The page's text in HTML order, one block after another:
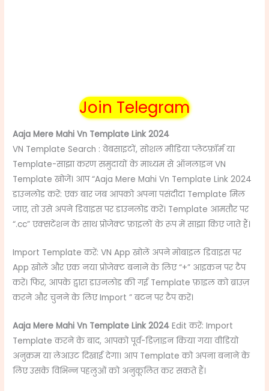
Join Telegram
Aaja Mere Mahi Vn Template Link 2024
VN Template Search : वेबसाइटों, सोशल मीडिया प्लेटफ़ॉर्म या
Template-साझा करण समुदायों के माध्यम से ऑनलाइन VN
Template खोजें। आप “Aaja Mere Mahi Vn Template Link 2024
डाउनलोड करें: एक बार जब आपको अपना पसंदीदा Template मिल
जाए, तो उसे अपने डिवाइस पर डाउनलोड करें। Template आमतौर पर
“.cc” एक्सटेंशन के साथ प्रोजेक्ट फ़ाइलों के रूप में साझा किए जाते हैं।
Import Template करें: VN App खोलें अपने मोबाइल डिवाइस पर
App खोलें और एक नया प्रोजेक्ट बनाने के लिए “+” आइकन पर टैप
करें। फिर, आपके द्वारा डाउनलोड की गई Template फ़ाइल को ब्राउज़
करने और चुनने के लिए Import ” बटन पर टैप करें।
Aaja Mere Mahi Vn Template Link 2024Edit करें: Import
Template करने के बाद, आपको पूर्व-डिज़ाइन किया गया वीडियो
अनुक्रम या लेआउट दिखाई देगा। आप Template को अपना बनाने के
लिए उसके विभिन्न पहलुओं को अनुकूलित कर सकते हैं।